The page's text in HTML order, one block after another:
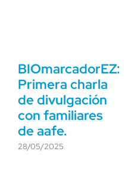
BIOmarcadorEZ:
Primera charla
de divulgación
con familiares
de aafe.
28/05/2025